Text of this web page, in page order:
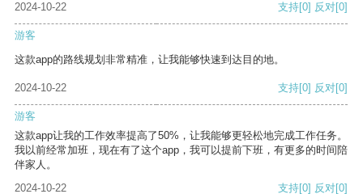
2024-10-22
支持[0] 反对[0]
游客
这款app的路线规划非常精准，让我能够快速到达目的地。
2024-10-22 支持[0] 反对[0]
游客
这款app让我的工作效率提高了50%，让我能够更轻松地完成工作任务。
我以前经常加班，现在有了这个app，我可以提前下班，有更多的时间陪
伴家人。
2024-10-22
支持[0] 反对[0]